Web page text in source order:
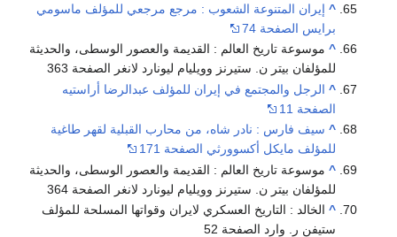
^ إيران المتنوعة الشعوب : مرجع مرجعي للمؤلف ماسومي
برايس الصفحة 74
^ موسوعة تاريخ العالم : القديمة والعصور الوسطى، والحديثة
للمؤلفان بيتر ن. ستيرنز وويليام ليونارد لانغر الصفحة 363
^ الرجل والمجتمع في إيران للمؤلف عبدالرضا أراستيه
الصفحة 11
^ سيف فارس : نادر شاه، من محارب القبلية لقهر طاغية
للمؤلف مايكل أكسوورثي الصفحة 171
^ موسوعة تاريخ العالم : القديمة والعصور الوسطى، والحديثة
للمؤلفان بيتر ن. ستيرنز وويليام ليونارد لانغر الصفحة 364
^ الخالد : التاريخ العسكري لايران وقواتها المسلحة للمؤلف
ستيفن ر. وارد الصفحة 52